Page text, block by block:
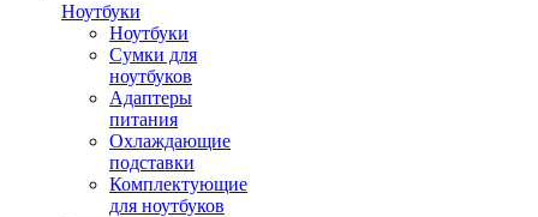
Ноутбуки
Ноутбуки
Сумки для
ноутбуков
Адаптеры
питания
Охлаждающие
подставки
Комплектующие
для ноутбуков